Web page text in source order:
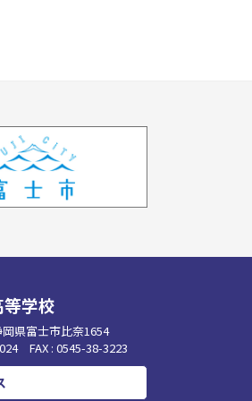
学校
県富士市比奈1654
FAX : 0545-38-3223